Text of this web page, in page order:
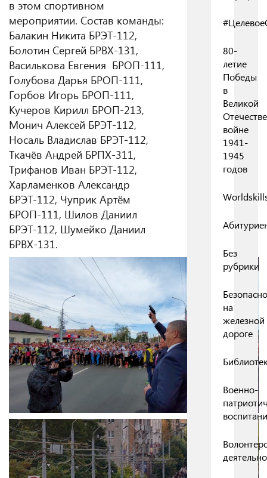
в этом спортивном
мероприятии. Состав команды:
Балакин Никита БРЭТ-112,
Болотин Сергей БРВХ-131,
Василькова Евгения БРОП-111,
Голубова Дарья БРОП-111,
Горбов Игорь БРОП-111,
Кучеров Кирилл БРОП-213,
Монич Алексей БРЭТ-112,
Носаль Владислав БРЭТ-112,
Ткачёв Андрей БРПХ-311,
Трифанов Иван БРЭТ-112,
Харламенков Александр
БРЭТ-112, Чуприк Артём
БРОП-111, Шилов Даниил
БРЭТ-112, Шумейко Даниил
БРВХ-131.
80-
летие
Победы
в
Великой
войне
1941-
1945
годов
Без
рубрики
на
железной
дороге
Военно-